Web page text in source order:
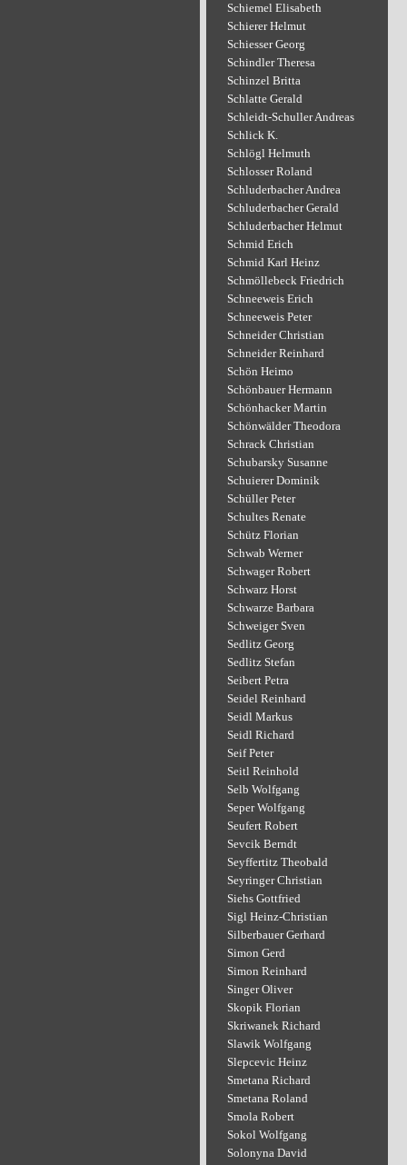
Schiemel Elisabeth
Schierer Helmut
Schiesser Georg
Schindler Theresa
Schinzel Britta
Schlatte Gerald
Schleidt-Schuller Andreas
Schlick K.
Schlögl Helmuth
Schlosser Roland
Schluderbacher Andrea
Schluderbacher Gerald
Schluderbacher Helmut
Schmid Erich
Schmid Karl Heinz
Schmöllebeck Friedrich
Schneeweis Erich
Schneeweis Peter
Schneider Christian
Schneider Reinhard
Schön Heimo
Schönbauer Hermann
Schönhacker Martin
Schönwälder Theodora
Schrack Christian
Schubarsky Susanne
Schuierer Dominik
Schüller Peter
Schultes Renate
Schütz Florian
Schwab Werner
Schwager Robert
Schwarz Horst
Schwarze Barbara
Schweiger Sven
Sedlitz Georg
Sedlitz Stefan
Seibert Petra
Seidel Reinhard
Seidl Markus
Seidl Richard
Seif Peter
Seitl Reinhold
Selb Wolfgang
Seper Wolfgang
Seufert Robert
Sevcik Berndt
Seyffertitz Theobald
Seyringer Christian
Siehs Gottfried
Sigl Heinz-Christian
Silberbauer Gerhard
Simon Gerd
Simon Reinhard
Singer Oliver
Skopik Florian
Skriwanek Richard
Slawik Wolfgang
Slepcevic Heinz
Smetana Richard
Smetana Roland
Smola Robert
Sokol Wolfgang
Solonyna David